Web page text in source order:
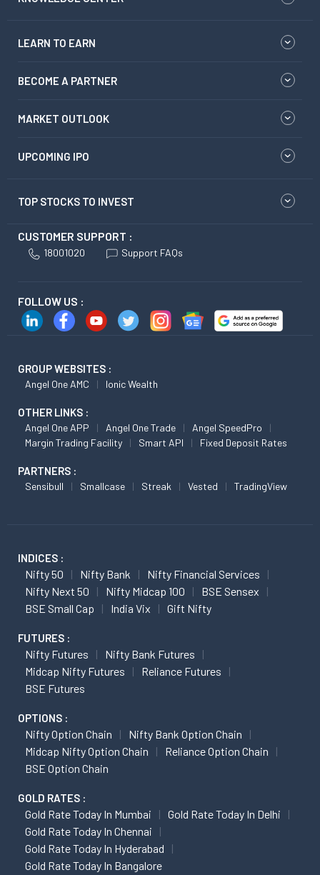
LEARN TO EARN
BECOME A PARTNER
MARKET OUTLOOK
UPCOMING IPO
TOP STOCKS TO INVEST
CUSTOMER SUPPORT :
18001020 Support FAQs
FOLLOW US :
GROUP WEBSITES :
Angel One AMC Ionic Wealth
OTHER LINKS :
Angel One APP Angel One Trade
Angel SpeedPro
Margin Trading Facility
Smart API Fixed Deposit Rates
PARTNERS :
Sensibull Smallcase Streak Vested TradingView
INDICES :
Nifty 50 Nifty Bank
Nifty Financial Services
Nifty Next 50
Nifty Midcap 100
BSE Sensex
BSE Small Cap
India Vix Gift Nifty
FUTURES :
Nifty Futures
Nifty Bank Futures
Midcap Nifty Futures
Reliance Futures
BSE Futures
OPTIONS :
Nifty Option Chain
Nifty Bank Option Chain
Midcap Nifty Option Chain
Reliance Option Chain
BSE Option Chain
GOLD RATES :
Gold Rate Today In Mumbai
Gold Rate Today In Delhi
Gold Rate Today In Chennai
Gold Rate Today In Hyderabad
Gold Rate Today In Bangalore